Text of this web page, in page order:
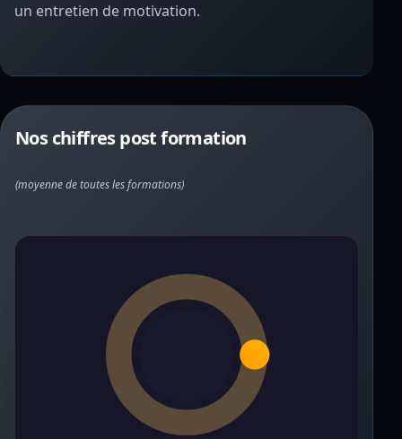
un entretien de motivation.
Nos chiffres post formation
(moyenne de toutes les formations)